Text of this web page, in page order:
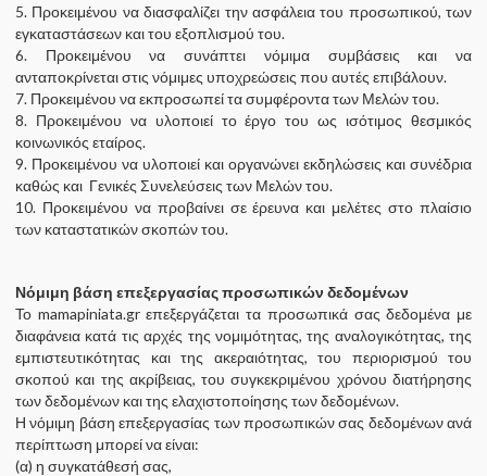
5. Προκειμένου να διασφαλίζει την ασφάλεια του προσωπικού, των
εγκαταστάσεων και του εξοπλισμού του.
6. Προκειμένου να συνάπτει νόμιμα συμβάσεις και να
ανταποκρίνεται στις νόμιμες υποχρεώσεις που αυτές επιβάλουν.
7. Προκειμένου να εκπροσωπεί τα συμφέροντα των Μελών του.
8. Προκειμένου να υλοποιεί το έργο του ως ισότιμος θεσμικός
κοινωνικός εταίρος.
9. Προκειμένου να υλοποιεί και οργανώνει εκδηλώσεις και συνέδρια
καθώς και Γενικές Συνελεύσεις των Μελών του.
10. Προκειμένου να προβαίνει σε έρευνα και μελέτες στο πλαίσιο
των καταστατικών σκοπών του.
Νόμιμη βάση επεξεργασίας προσωπικών δεδομένων
Το mamapiniata.gr επεξεργάζεται τα προσωπικά σας δεδομένα με
διαφάνεια κατά τις αρχές της νομιμότητας, της αναλογικότητας, της
εμπιστευτικότητας και της ακεραιότητας, του περιορισμού του
σκοπού και της ακρίβειας, του συγκεκριμένου χρόνου διατήρησης
των δεδομένων και της ελαχιστοποίησης των δεδομένων.
Η νόμιμη βάση επεξεργασίας των προσωπικών σας δεδομένων ανά
περίπτωση μπορεί να είναι:
(α) η συγκατάθεσή σας,